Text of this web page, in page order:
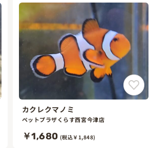
カクレクマノミ
ペットプラザくらす西宮今津店
￥1,680 (税込￥1,848)